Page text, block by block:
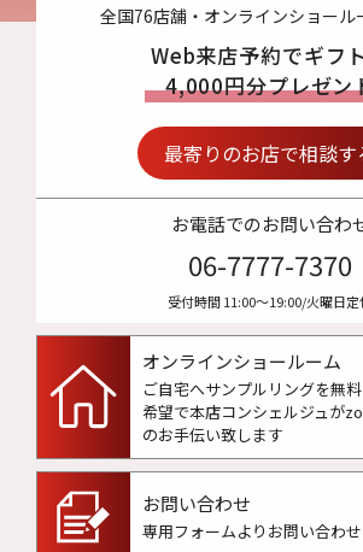
全国76店舗・オンラインショール
Web来店予約でギフ
4,000円分プレゼン
最寄りのお店で相談す
お電話でのお問い合わ
06-7777-7370
受付時間 11:00〜19:00/火曜日定
オンラインショールーム
ご自宅へサンプルリングを無料
希望で本店コンシェルジュが
のお手伝い致します
お問い合わせ
専用フォームよりお問い合わ